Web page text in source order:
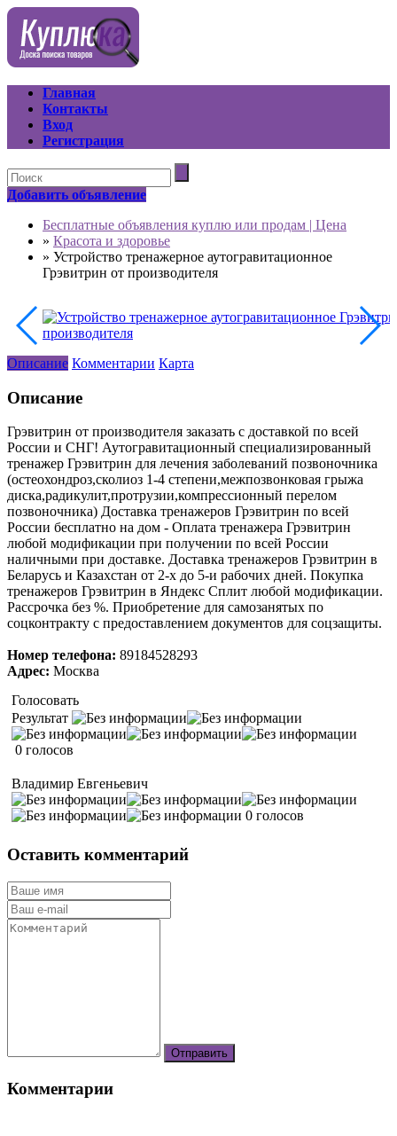
Главная
Контакты
Вход
Регистрация
Добавить объявление
Бесплатные объявления куплю или продам | Цена
» Красота и здоровье
» Устройство тренажерное аутогравитационное
Грэвитрин от производителя
Описание Комментарии Карта
Описание
Грэвитрин от производителя заказать с доставкой по всей
России и СНГ! Аутогравитационный специализированный
тренажер Грэвитрин для лечения заболеваний позвоночника
(остеохондроз,сколиоз 1-4 степени,межпозвонковая грыжа
диска,радикулит,протрузии,компрессионный перелом
позвоночника) Доставка тренажеров Грэвитрин по всей
России бесплатно на дом - Оплата тренажера Грэвитрин
любой модификации при получении по всей России
наличными при доставке. Доставка тренажеров Грэвитрин в
Беларусь и Казахстан от 2-х до 5-и рабочих дней. Покупка
тренажеров Грэвитрин в Яндекс Сплит любой модификации.
Рассрочка без %. Приобретение для самозанятых по
соцконтракту с предоставлением документов для соцзащиты.
Номер телефона: 89184528293
Адрес: Москва
Голосовать
Результат
0 голосов
Владимир Евгеньевич
0 голосов
Оставить комментарий
Комментарии